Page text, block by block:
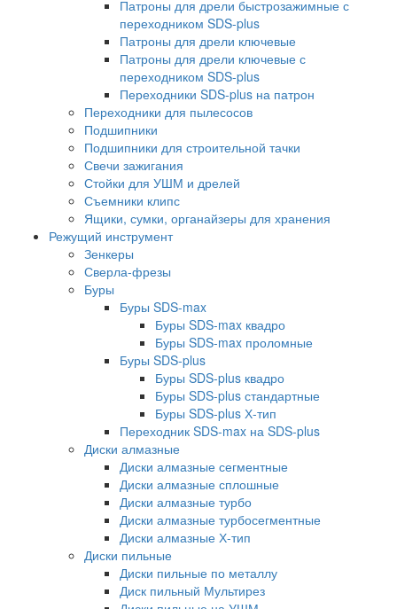
Патроны для дрели быстрозажимные с
переходником SDS-plus
Патроны для дрели ключевые
Патроны для дрели ключевые с
переходником SDS-plus
Переходники SDS-plus на патрон
Переходники для пылесосов
Подшипники
Подшипники для строительной тачки
Свечи зажигания
Стойки для УШМ и дрелей
Съемники клипс
Ящики, сумки, органайзеры для хранения
Режущий инструмент
Зенкеры
Сверла-фрезы
Буры
Буры SDS-max
Буры SDS-max квадро
Буры SDS-max проломные
Буры SDS-plus
Буры SDS-plus квадро
Буры SDS-plus стандартные
Буры SDS-plus Х-тип
Переходник SDS-max на SDS-plus
Диски алмазные
Диски алмазные сегментные
Диски алмазные сплошные
Диски алмазные турбо
Диски алмазные турбосегментные
Диски алмазные Х-тип
Диски пильные
Диски пильные по металлу
Диск пильный Мультирез